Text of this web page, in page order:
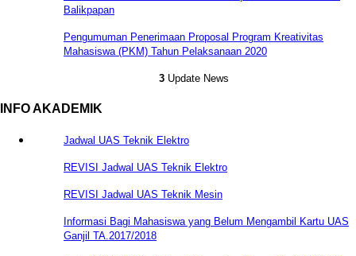
Balikpapan
Pengumuman Penerimaan Proposal Program Kreativitas
Mahasiswa (PKM) Tahun Pelaksanaan 2020
3 Update News
INFO AKADEMIK
Jadwal UAS Teknik Elektro
REVISI Jadwal UAS Teknik Elektro
REVISI Jadwal UAS Teknik Mesin
Informasi Bagi Mahasiswa yang Belum Mengambil Kartu UAS
Ganjil TA.2017/2018